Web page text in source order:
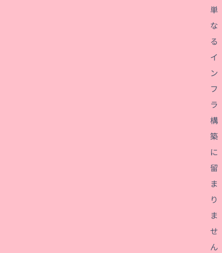
単
な
る
イ
ン
フ
ラ
構
築
に
留
ま
り
ま
せ
ん